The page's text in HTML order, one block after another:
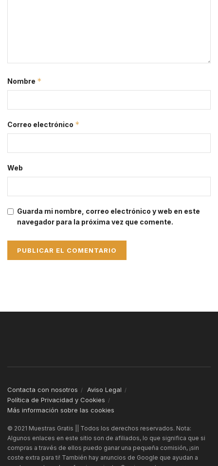
Nombre *
Correo electrónico *
Web
Guarda mi nombre, correo electrónico y web en este
navegador para la próxima vez que comente.
Contacta con nosotros
Aviso Legal
Política de Privacidad y Cookies
Más información sobre las cookies
© 2021 Muestras Gratis || Todos los derechos reservados. Nota:
Algunos enlaces en este sitio son de afiliados, lo que significa que si
compras a través de ellos puedo ganar una pequeña comisión, ¡sin
coste extra para ti! También hay anuncios de Google que ayudan a